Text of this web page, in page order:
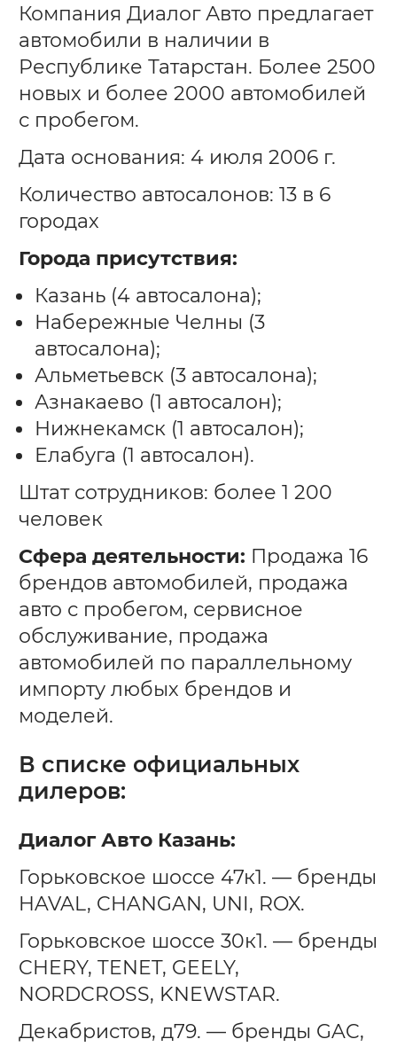
Компания Диалог Авто предлагает
автомобили в наличии в
Республике Татарстан. Более 2500
новых и более 2000 автомобилей
с пробегом.
Дата основания: 4 июля 2006 г.
Количество автосалонов: 13 в 6
городах
Города присутствия:
Казань (4 автосалона);
Набережные Челны (3
автосалона);
Альметьевск (3 автосалона);
Азнакаево (1 автосалон);
Нижнекамск (1 автосалон);
Елабуга (1 автосалон).
Штат сотрудников: более 1 200
человек
Сфера деятельности: Продажа 16
брендов автомобилей, продажа
авто с пробегом, сервисное
обслуживание, продажа
автомобилей по параллельному
импорту любых брендов и
моделей.
В списке официальных
дилеров:
Диалог Авто Казань:
Горьковское шоссе 47к1. — бренды
HAVAL, CHANGAN, UNI, ROX.
Горьковское шоссе 30к1. — бренды
CHERY, TENET, GEELY,
NORDCROSS, KNEWSTAR.
Декабристов, д79. — бренды GAC,